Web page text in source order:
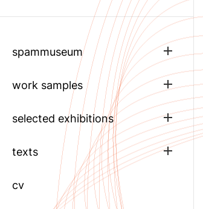
spammuseum
Show
sub
menu
work samples
Show
sub
menu
selected exhibitions
Show
sub
menu
texts
Show
cv